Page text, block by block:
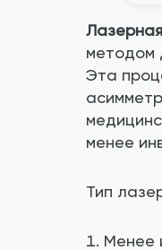
методом
Эта
менее
Тип
Менее